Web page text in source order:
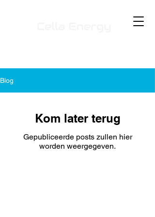
Blog
Kom later terug
Gepubliceerde posts zullen hier
worden weergegeven.